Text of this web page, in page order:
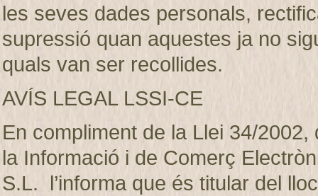
les seves dades personals,
supressió quan aquestes ja no
quals van ser recollides.
AVÍS LEGAL LSSI-CE
En compliment de la Llei 34/2002,
la Informació i de Comerç
S.L. l’informa que és titular del